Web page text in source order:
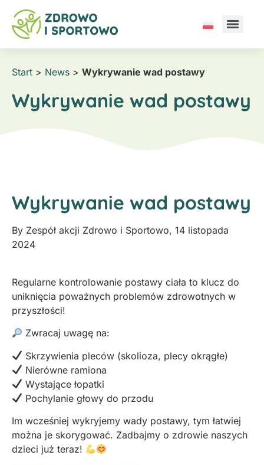
Start > News > Wykrywanie wad postawy
Wykrywanie wad postawy
Wykrywanie wad postawy
By Zespół akcji Zdrowo i Sportowo, 14 listopada
2024
Regularne kontrolowanie postawy ciała to klucz do
uniknięcia poważnych problemów zdrowotnych w
przyszłości!
Zwracaj uwagę na:
Skrzywienia pleców (skolioza, plecy okrągłe)
Nierówne ramiona
Wystające łopatki
Pochylanie głowy do przodu
Im wcześniej wykryjemy wady postawy, tym łatwiej
można je skorygować. Zadbajmy o zdrowie naszych
dzieci już teraz!